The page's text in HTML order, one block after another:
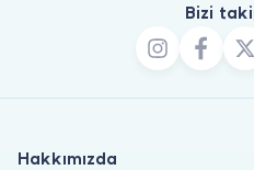
Bizi
Hakkımızda